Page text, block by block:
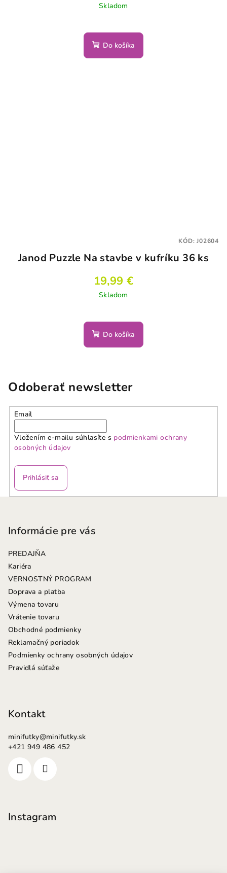
Skladom
Do košíka
Janod Puzzle Na stavbe v kufríku 36 ks
19,99 €
Skladom
Do košíka
KÓD:J02604
Odoberať newsletter
Email
Vložením e-mailu súhlasíte s podmienkami ochrany
osobných údajov
Prihlásiť sa
Informácie pre vás
PREDAJŇA
Kariéra
VERNOSTNÝ PROGRAM
Doprava a platba
Výmena tovaru
Vrátenie tovaru
Obchodné podmienky
Reklamačný poriadok
Podmienky ochrany osobných údajov
Pravidlá súťaže
Kontakt
minifutky@minifutky.sk
+421 949 486 452
Instagram